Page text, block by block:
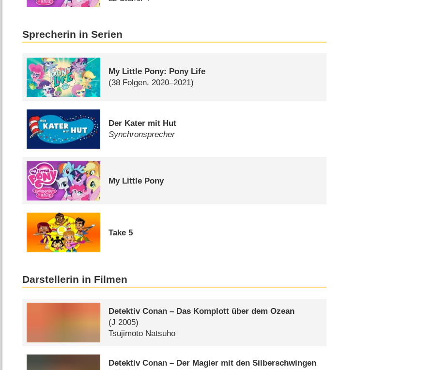
Sprecherin in Serien
My Little Pony: Pony Life
(38 Folgen, 2020–2021)
Der Kater mit Hut
Synchronsprecher
My Little Pony
Take 5
Darstellerin in Filmen
Detektiv Conan – Das Komplott über dem Ozean
(J 2005)
Tsujimoto Natsuho
Detektiv Conan – Der Magier mit den Silberschwingen